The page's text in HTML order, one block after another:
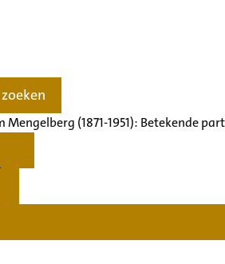
(1871-1951): Betekende